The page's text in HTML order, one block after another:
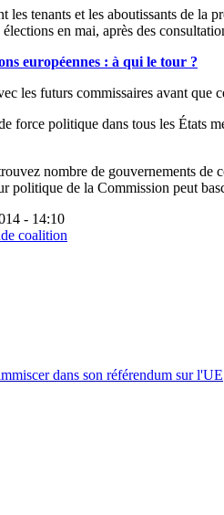
tenants et les aboutissants de la
en mai, après des
européennes : à qui le tour ?
les futurs commissaires avant que
force politique dans tous les États
nombre de gouvernements
politique de la Commission peut
- 14:10
coalition
dans son référendum sur l'UE